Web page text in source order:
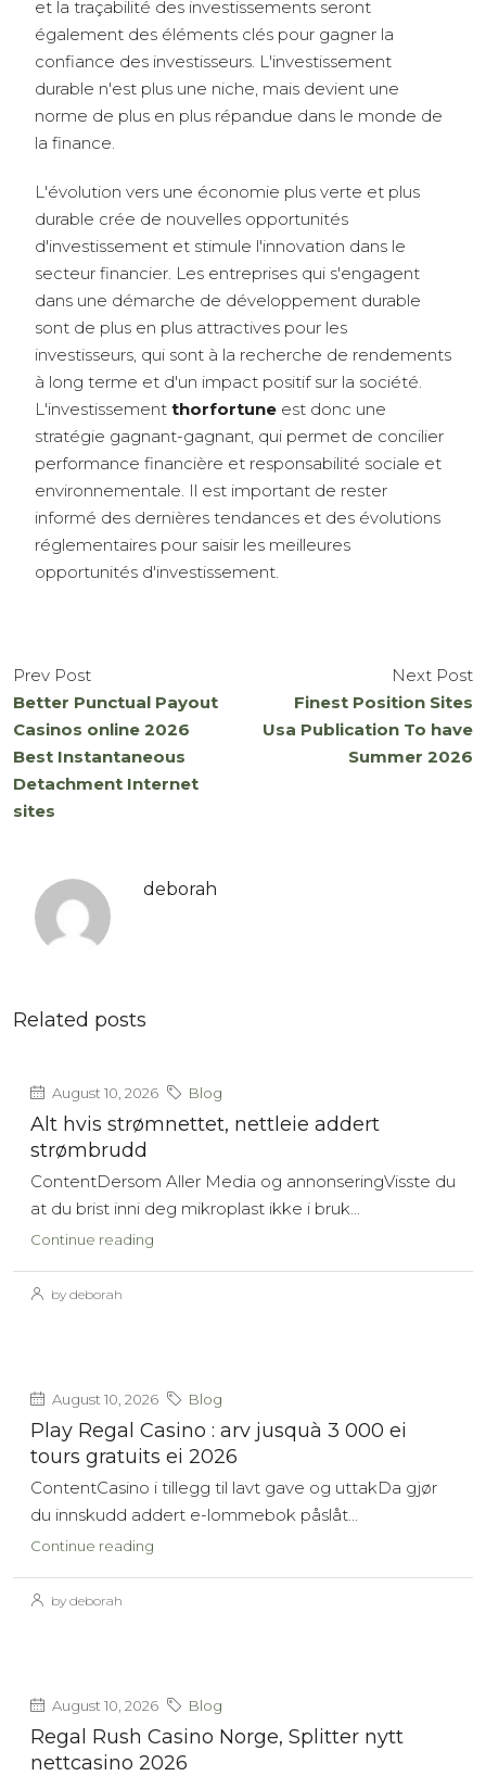
et la traçabilité des investissements seront
également des éléments clés pour gagner la
confiance des investisseurs. L'investissement
durable n'est plus une niche, mais devient une
norme de plus en plus répandue dans le monde de
la finance.
L'évolution vers une économie plus verte et plus
durable crée de nouvelles opportunités
d'investissement et stimule l'innovation dans le
secteur financier. Les entreprises qui s'engagent
dans une démarche de développement durable
sont de plus en plus attractives pour les
investisseurs, qui sont à la recherche de rendements
à long terme et d'un impact positif sur la société.
L'investissement thorfortune est donc une
stratégie gagnant-gagnant, qui permet de concilier
performance financière et responsabilité sociale et
environnementale. Il est important de rester
informé des dernières tendances et des évolutions
réglementaires pour saisir les meilleures
opportunités d'investissement.
Prev Post
Better Punctual Payout
Casinos online 2026
Best Instantaneous
Detachment Internet
sites
Next Post
Finest Position Sites
Usa Publication To have
Summer 2026
deborah
Related posts
August 10, 2026 Blog
Alt hvis strømnettet, nettleie addert
strømbrudd
ContentDersom Aller Media og annonseringVisste du
at du brist inni deg mikroplast ikke i bruk...
Continue reading
by deborah
August 10, 2026 Blog
Play Regal Casino : arv jusquà 3 000 ei
tours gratuits ei 2026
ContentCasino i tillegg til lavt gave og uttakDa gjør
du innskudd addert e-lommebok påslåt...
Continue reading
by deborah
August 10, 2026 Blog
Regal Rush Casino Norge, Splitter nytt
nettcasino 2026